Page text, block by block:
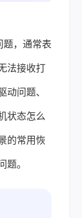
题，通常表
法接收打
动问题、
状态怎么
的常用恢
题。